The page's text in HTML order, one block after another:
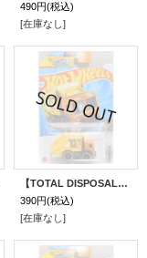
490円(税込)
[在庫なし]
【TOTAL DISPOSAL】ORANGE-YELLOW/DD8
390円(税込)
[在庫なし]